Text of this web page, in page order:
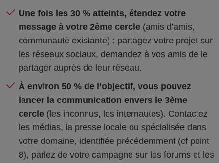
Une fois les 30 % atteints, étendez votre
message à votre 2ème cercle (amis d’amis,
communauté existante) : partagez votre projet sur
les réseaux sociaux, demandez à vos amis de le
partager auprès de leur réseau.
À environ 50 % de l’objectif, vous pouvez
lancer la communication envers le 3ème
cercle (les inconnus, les internautes). Contactez
les médias, la presse locale ou spécialisée dans
votre domaine, identifiée précédemment (cf point
8), parlez de votre campagne sur les forums et les